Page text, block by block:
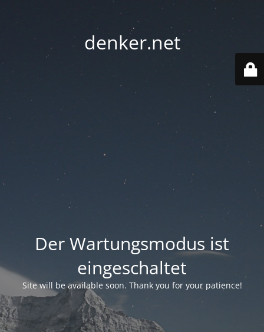
denker.net
Der Wartungsmodus ist
eingeschaltet
Site will be available soon. Thank you for your patience!